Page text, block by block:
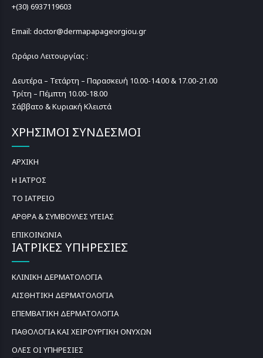
+(30) 6937119603
Email: doctor@dermapapageorgiou.gr
Ωράριο Λειτουργίας :
Δευτέρα – Τετάρτη – Παρασκευή 10.00-14.00 & 17.00-21.00
Τρίτη – Πέμπτη 10.00-18.00
Σάββατο & Κυριακή Κλειστά
ΧΡΗΣΙΜΟΙ ΣΥΝΔΕΣΜΟΙ
ΑΡΧΙΚΗ
Η ΙΑΤΡΟΣ
ΤΟ ΙΑΤΡΕΙΟ
ΑΡΘΡΑ & ΣΥΜΒΟΥΛΕΣ ΥΓΕΙΑΣ
ΕΠΙΚΟΙΝΩΝΙΑ
ΙΑΤΡΙΚΕΣ ΥΠΗΡΕΣΙΕΣ
ΚΛΙΝΙΚΗ ΔΕΡΜΑΤΟΛΟΓΙΑ
ΑΙΣΘΗΤΙΚΗ ΔΕΡΜΑΤΟΛΟΓΙΑ
ΕΠΕΜΒΑΤΙΚΗ ΔΕΡΜΑΤΟΛΟΓΙΑ
ΠΑΘΟΛΟΓΙΑ ΚΑΙ ΧΕΙΡΟΥΡΓΙΚΗ ΟΝΥΧΩΝ
ΟΛΕΣ ΟΙ ΥΠΗΡΕΣΙΕΣ